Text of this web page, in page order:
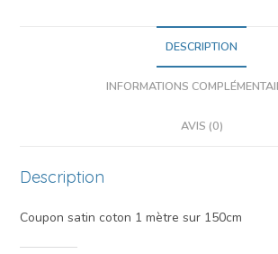
DESCRIPTION
INFORMATIONS
AVIS (0)
Description
Coupon satin coton 1 mètre sur 150cm